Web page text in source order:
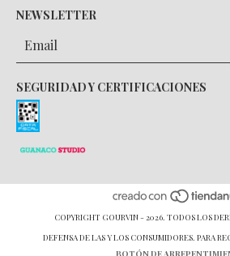
NEWSLETTER
SEGURIDAD Y CERTIFICACIONES
COPYRIGHT GOURVIN - 2026. TODOS LOS
DEFENSA DE LAS Y LOS CONSUMIDORES. PARA
BOTÓN DE